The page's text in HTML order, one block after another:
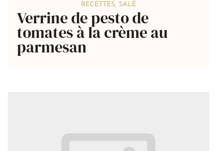
RECETTES, SALÉ
Verrine de pesto de
tomates à la crème au
parmesan